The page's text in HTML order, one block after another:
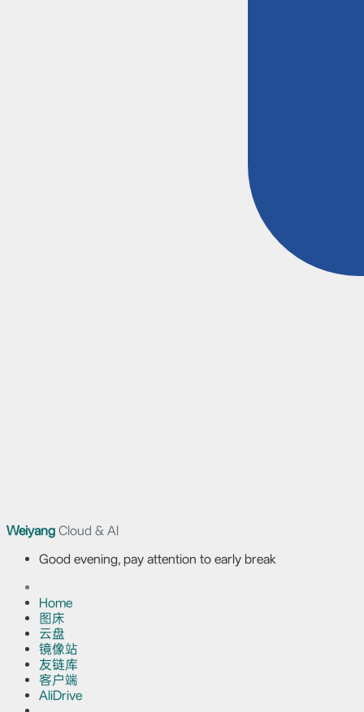
Weiyang Cloud & AI
Good evening, pay attention to early break
Home
图床
云盘
镜像站
友链库
客户端
AliDrive